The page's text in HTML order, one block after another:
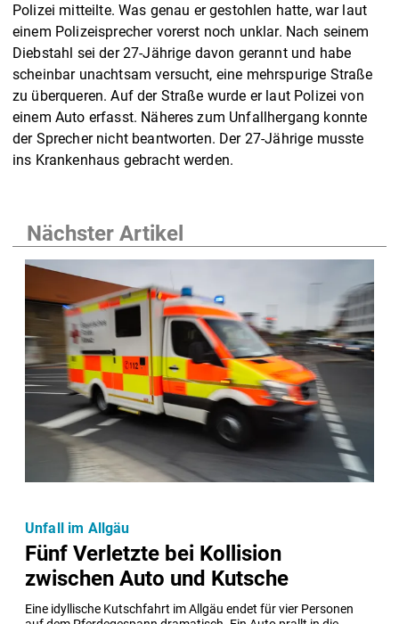
Polizei mitteilte. Was genau er gestohlen hatte, war laut
einem Polizeisprecher vorerst noch unklar. Nach seinem
Diebstahl sei der 27-Jährige davon gerannt und habe
scheinbar unachtsam versucht, eine mehrspurige Straße
zu überqueren. Auf der Straße wurde er laut Polizei von
einem Auto erfasst. Näheres zum Unfallhergang konnte
der Sprecher nicht beantworten. Der 27-Jährige musste
ins Krankenhaus gebracht werden.
Nächster Artikel
Fünf Verletzte bei Kollision
zwischen Auto und Kutsche
Eine idyllische Kutschfahrt im Allgäu endet für vier Personen
Unfall im Allgäu